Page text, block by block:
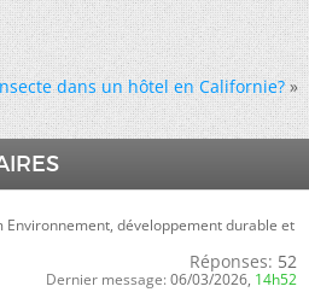
dans un hôtel en Californie? »
développement durable et
Réponses: 52
Dernier message: 06/03/2026, 14h52